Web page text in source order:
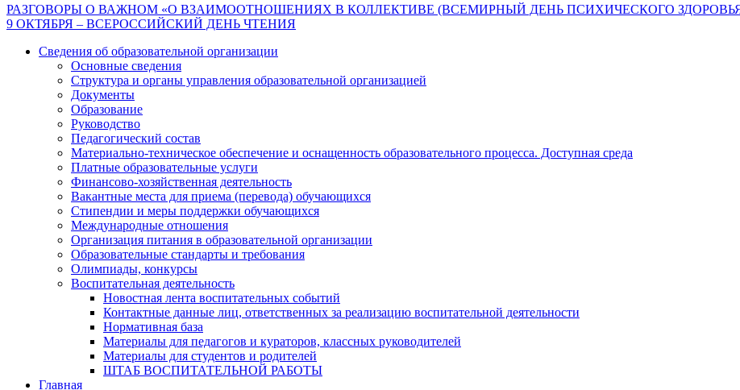
Навигация
по
записям
РАЗГОВОРЫ О ВАЖНОМ «О ВЗАИМООТНОШЕНИЯХ В КОЛЛЕКТИВЕ (ВСЕМИРНЫЙ ДЕНЬ ПСИХИЧЕСКОГО
9 ОКТЯБРЯ – ВСЕРОССИЙСКИЙ ДЕНЬ ЧТЕНИЯ
Сведения об образовательной организации
Основные сведения
Структура и органы управления образовательной организацией
Документы
Образование
Руководство
Педагогический состав
Материально-техническое обеспечение и оснащенность образовательного процесса. Доступная среда
Платные образовательные услуги
Финансово-хозяйственная деятельность
Вакантные места для приема (перевода) обучающихся
Стипендии и меры поддержки обучающихся
Международные отношения
Организация питания в образовательной организации
Образовательные стандарты и требования
Олимпиады, конкурсы
Воспитательная деятельность
Новостная лента воспитательных событий
Контактные данные лиц, ответственных за реализацию воспитательной деятельности
Нормативная база
Материалы для педагогов и кураторов, классных руководителей
Материалы для студентов и родителей
ШТАБ ВОСПИТАТЕЛЬНОЙ РАБОТЫ
Главная